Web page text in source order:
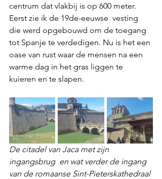
centrum dat vlakbij is op 600 meter.
Eerst zie ik de 19de-eeuwse  vesting
die werd opgebouwd om de toegang
tot Spanje te verdedigen. Nu is het een
oase van rust waar de mensen na een
warme dag in het gras liggen te
kuieren en te slapen.
De citadel van Jaca met zijn
ingangsbrug  en wat verder de ingang
van de romaanse Sint-Pieterskathedraal